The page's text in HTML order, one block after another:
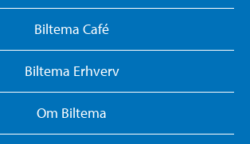
Biltema Café
Biltema Erhverv
Om Biltema